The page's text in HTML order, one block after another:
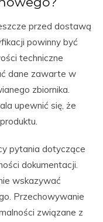
przed dostawą
powinny być
techniczne
dane zawarte w
zbiornika.
upewnić się, że
pytania dotyczące
dokumentacji.
wskazywać
Przechowywanie
związane z